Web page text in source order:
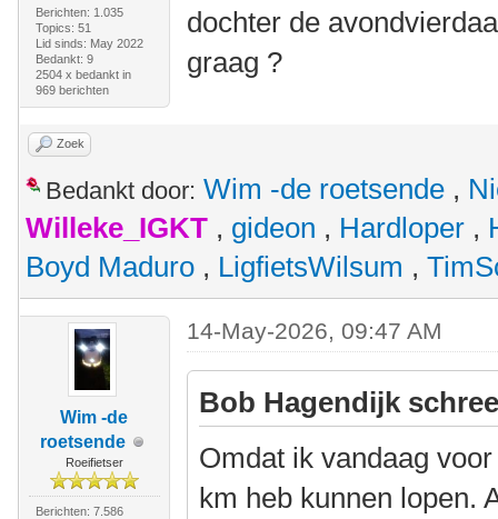
Berichten: 1.035
Topics: 51
Lid sinds: May 2022
Bedankt: 9
2504 x bedankt in
969 berichten
dochter de
graag ?
Zoek
Bedankt door: Wim -de roetsende ,
Willeke_IGKT , gideon , Hardloper ,
Boyd Maduro , LigfietsWilsum ,
Wim -de
roetsende
Roeifietser
Berichten: 7.586
14-May-2026, 09:47 AM
Bob Hagendijk
Omdat ik vandaag
km heb kunnen lopen.